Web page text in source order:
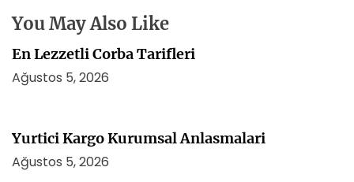
s
i
You May Also Like
En Lezzetli Corba Tarifleri
Ağustos 5, 2026
Yurtici Kargo Kurumsal Anlasmalari
Ağustos 5, 2026